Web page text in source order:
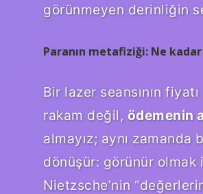
görünmeyen derinliğin
Paranın metafiziği: Ne
Bir lazer seansının
rakam değil, ödemenin
almayız; aynı zamanda
dönüşür: görünür
Nietzsche’nin